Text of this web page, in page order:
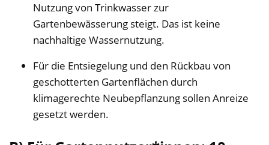
Nutzung von Trinkwasser zur
Gartenbewässerung steigt. Das ist keine
nachhaltige Wassernutzung.
Für die Entsiegelung und den Rückbau von
geschotterten Gartenflächen durch
klimagerechte Neubepflanzung sollen Anreize
gesetzt werden.